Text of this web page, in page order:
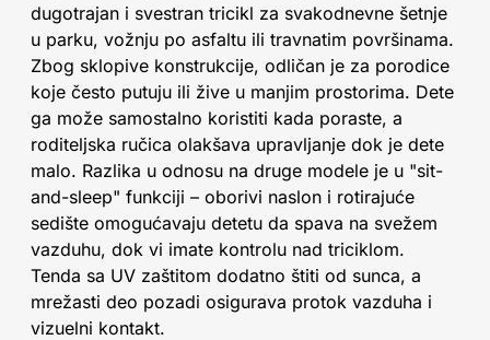
dugotrajan i svestran tricikl za svakodnevne šetnje
u parku, vožnju po asfaltu ili travnatim površinama.
Zbog sklopive konstrukcije, odličan je za porodice
koje često putuju ili žive u manjim prostorima. Dete
ga može samostalno koristiti kada poraste, a
roditeljska ručica olakšava upravljanje dok je dete
malo. Razlika u odnosu na druge modele je u "sit-
and-sleep" funkciji – oborivi naslon i rotirajuće
sedište omogućavaju detetu da spava na svežem
vazduhu, dok vi imate kontrolu nad triciklom.
Tenda sa UV zaštitom dodatno štiti od sunca, a
mrežasti deo pozadi osigurava protok vazduha i
vizuelni kontakt.